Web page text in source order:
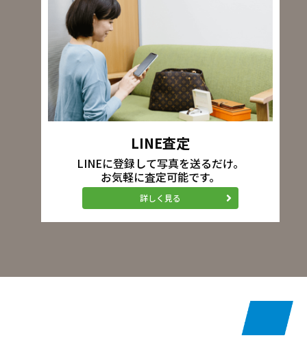
LINE査定
LINEに登録して写真を送るだけ。
お気軽に査定可能です。
詳しく見る